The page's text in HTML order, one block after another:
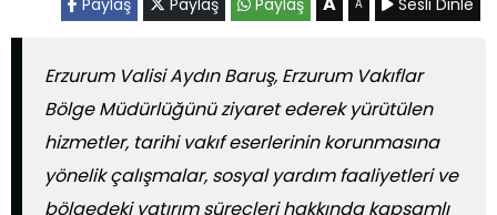
Paylaş Paylaş Paylaş A Sesli Dinle
Erzurum Valisi Aydın Baruş, Erzurum Vakıflar
Bölge Müdürlüğünü ziyaret ederek yürütülen
hizmetler, tarihi vakıf eserlerinin korunmasına
yönelik çalışmalar, sosyal yardım faaliyetleri ve
bölgedeki yatırım süreçleri hakkında kapsamlı